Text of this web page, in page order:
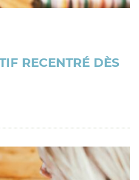
RECENTRÉ DÈS